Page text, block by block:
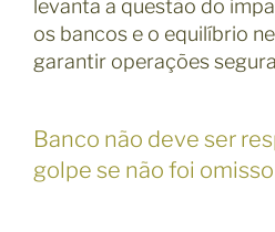
levanta a questão do
os bancos e o equilíbrio
garantir operações
Banco não deve ser
golpe se não foi omisso